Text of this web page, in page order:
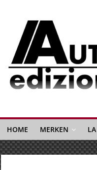
Auto
Edizione
La
Gazetta
dell'Automobile
Italiana
|
HOME MERKEN